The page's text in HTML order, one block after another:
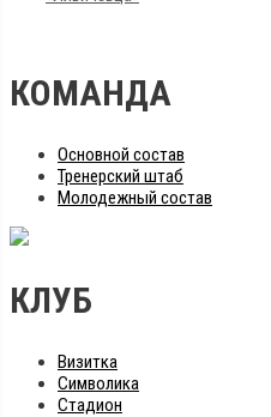
КОМАНДА
Основной состав
Тренерский штаб
Молодежный состав
КЛУБ
Визитка
Символика
Стадион